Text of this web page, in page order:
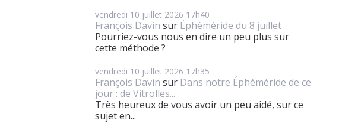
vendredi 10 juillet 2026 17h40
François Davin sur Éphéméride du 8 juillet
Pourriez-vous nous en dire un peu plus sur
cette méthode ?
vendredi 10 juillet 2026 17h35
François Davin sur Dans notre Éphéméride de ce
jour : de Vitrolles...
Très heureux de vous avoir un peu aidé, sur ce
sujet en...